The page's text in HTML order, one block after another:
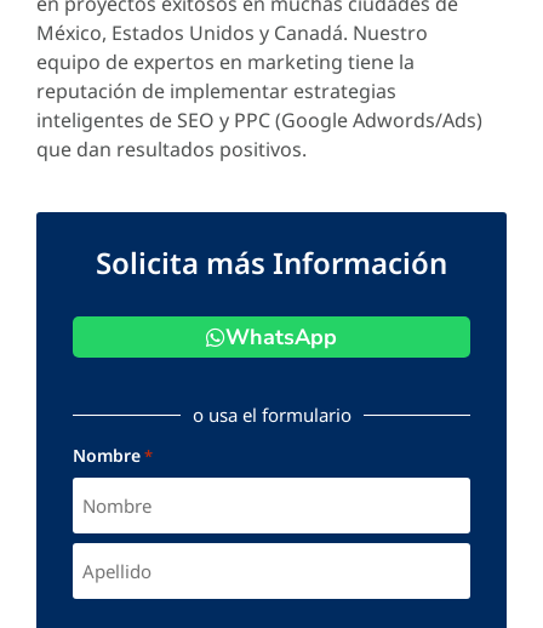
México, Estados Unidos y Canadá. Nuestro
equipo de expertos en marketing tiene la
reputación de implementar estrategias
inteligentes de SEO y PPC (Google Adwords/Ads)
que dan resultados positivos.
Solicita más Información
WhatsApp
o usa el formulario
Nombre*